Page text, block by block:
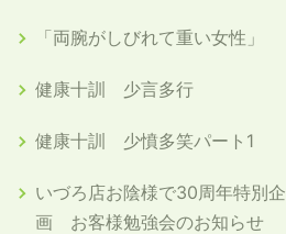
「両腕がしびれて重い女性」
健康十訓 少言多行
健康十訓 少憤多笑パート1
いづろ店お陰様で30周年特別企
画 お客様勉強会のお知らせ